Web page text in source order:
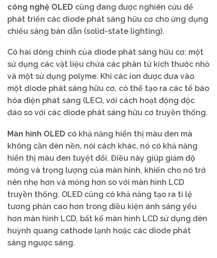
công nghệ OLED cũng đang được nghiên cứu để
phát triển các diode phát sáng hữu cơ cho ứng dụng
chiếu sáng bán dẫn (solid-state lighting).
Có hai dòng chính của diode phát sáng hữu cơ: một
sử dụng các vật liệu chứa các phân tử kích thước nhỏ
và một sử dụng polyme. Khi các ion được đưa vào
một diode phát sáng hữu cơ, có thể tạo ra các tế bào
hóa điện phát sáng (LEC), với cách hoạt động độc
đáo so với các diode phát sáng hữu cơ truyền thống.
Màn hình OLED có khả năng hiển thị màu đen mà
không cần đèn nền, nói cách khác, nó có khả năng
hiển thị màu đen tuyệt đối. Điều này giúp giảm độ
mỏng và trọng lượng của màn hình, khiến cho nó trở
nên nhẹ hơn và mỏng hơn so với màn hình LCD
truyền thống. OLED cũng có khả năng tạo ra tỉ lệ
tương phản cao hơn trong điều kiện ánh sáng yếu
hơn màn hình LCD, bất kể màn hình LCD sử dụng đèn
huỳnh quang cathode lạnh hoặc các diode phát
sáng ngược sáng.